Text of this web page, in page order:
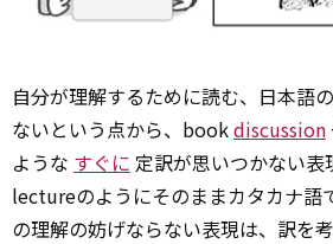
自分が理解するために読む、日本語
ないという点から、bookdiscussion
ような すぐに 定訳が思いつかない
lectureのようにそのままカタカナ語
の理解の妨げならない表現は、訳を